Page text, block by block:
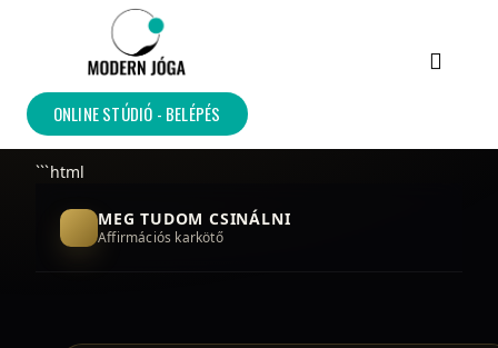
ONLINE STÚDIÓ - BELÉPÉS
```html
MEG TUDOM CSINÁLNI
Affirmációs karkötő